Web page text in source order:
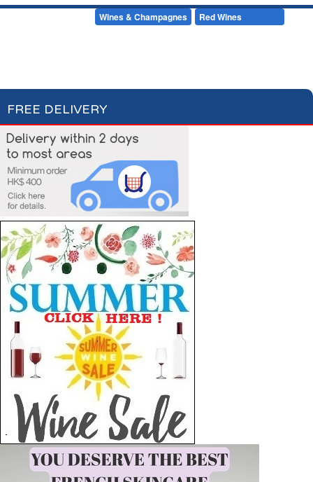
Wines & Champagnes Red Wines
FREE DELIVERY